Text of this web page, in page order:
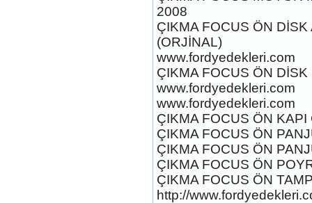
2008
ÇIKMA FOCUS ÖN
(ORJİNAL)
www.fordyedekleri.com
ÇIKMA FOCUS ÖN
www.fordyedekleri.com
www.fordyedekleri.com
ÇIKMA FOCUS ÖN
ÇIKMA FOCUS ÖN
ÇIKMA FOCUS ÖN
ÇIKMA FOCUS ÖN
ÇIKMA FOCUS ÖN
http://